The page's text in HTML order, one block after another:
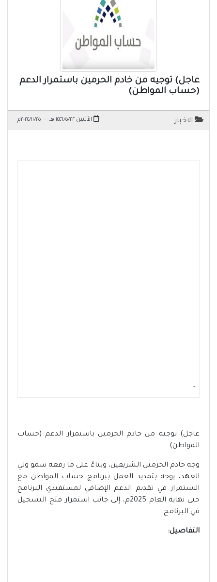
عاجل) توجيه من خادم الحرمين باستمرار الدعم
(حساب المواطن)
الاخبار الأثنين ١٤٤٦/٥/٢٢ هـ - ٢٠٢٤/١١/٢٥م
-
عاجل) توجيه من خادم الحرمين باستمرار الدعم (حساب
المواطن)
وجه خادم الحرمين الشريفين، وبناءً على ما رفعه سمو ولي
العهد، يوجه بتمديد العمل ببرنامج حساب المواطن مع
الاستمرار في تقديم الدعم الإضافي لمستفيدي البرنامج
حتى نهاية العام 2025م، إلى جانب استمرار فتح التسجيل
في البرنامج.
التفاصيل: